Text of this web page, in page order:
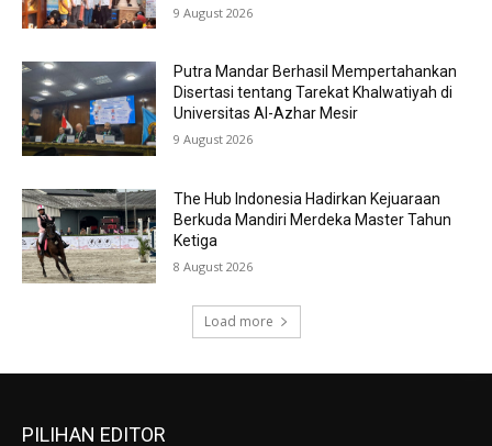
9 August 2026
Putra Mandar Berhasil Mempertahankan
Disertasi tentang Tarekat Khalwatiyah di
Universitas Al-Azhar Mesir
9 August 2026
The Hub Indonesia Hadirkan Kejuaraan
Berkuda Mandiri Merdeka Master Tahun
Ketiga
8 August 2026
Load more
PILIHAN EDITOR